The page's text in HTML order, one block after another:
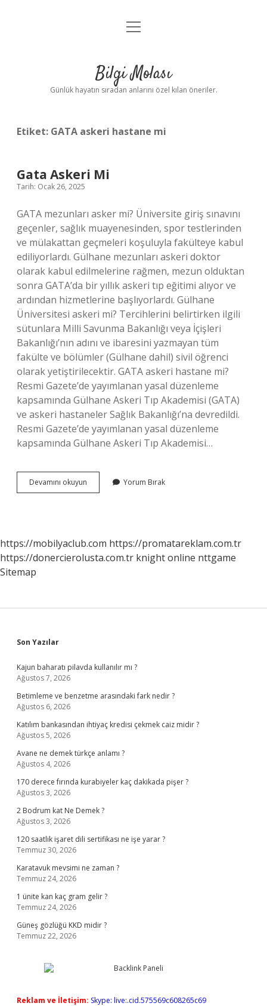
Anasayfa
Yasal Uyarı
menüyü
Bilgi Molası
Günlük hayatın sıradan anlarını özel kılan öneriler.
Etiket: GATA askeri hastane mi
Gata Askeri Mi
Tarih: Ocak 26, 2025
GATA mezunları asker mi? Üniversite giriş sınavını
geçenler, sağlık muayenesinden, spor testlerinden
ve mülakattan geçmeleri koşuluyla fakülteye kabul
ediliyorlardı. Gülhane mezunları askeri doktor
olarak kabul edilmelerine rağmen, mezun olduktan
sonra GATA’da bir yıllık askeri tıp eğitimi alıyor ve
ardından hizmetlerine başlıyorlardı. Gülhane
Üniversitesi askeri mi? Tercihlerini belirtirken ilgili
sütunlara Milli Savunma Bakanlığı veya İçişleri
Bakanlığı’nın adını ve ibaresini yazmayan tüm
fakülte ve bölümler (Gülhane dahil) sivil öğrenci
olarak yetiştirilecektir. GATA askeri hastane mi?
Resmi Gazete’de yayımlanan yasal düzenleme
kapsamında Gülhane Askeri Tıp Akademisi (GATA)
ve askeri hastaneler Sağlık Bakanlığı’na devredildi.
Resmi Gazete’de yayımlanan yasal düzenleme
kapsamında Gülhane Askeri Tıp Akademisi…
Devamını okuyun
Askeri
Yorum Bırak
https://mobilyaclub.com https://promatareklam.com.tr
https://donercierolusta.com.tr knight online nttgame
Sitemap
Sidebar
Son Yazılar
Kajun baharatı pilavda kullanılır mı ?
Ağustos 7, 2026
Betimleme ve benzetme arasındaki fark nedir ?
Ağustos 6, 2026
Katılım bankasından ihtiyaç kredisi çekmek caiz midir ?
Ağustos 5, 2026
Avane ne demek türkçe anlamı ?
Ağustos 4, 2026
170 derece fırında kurabiyeler kaç dakikada pişer ?
Ağustos 3, 2026
2 Bodrum kat Ne Demek ?
Ağustos 3, 2026
120 saatlik işaret dili sertifikası ne işe yarar ?
Temmuz 30, 2026
Karatavuk mevsimi ne zaman ?
Temmuz 24, 2026
1 ünite kan kaç gram gelir ?
Temmuz 24, 2026
Güneş gözlüğü KKD midir ?
Temmuz 22, 2026
Reklam ve İletişim: Skype: live:.cid.575569c608265c69